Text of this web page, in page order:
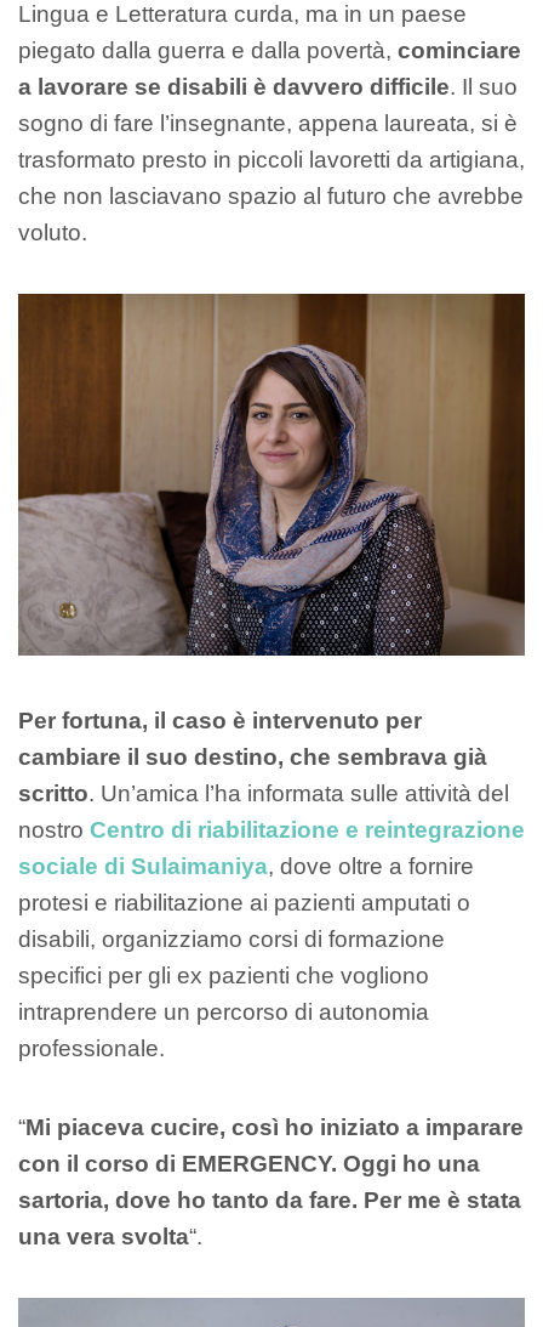
Lingua e Letteratura curda, ma in un paese
piegato dalla guerra e dalla povertà, cominciare
a lavorare se disabili è davvero difficile. Il suo
sogno di fare l’insegnante, appena laureata, si è
trasformato presto in piccoli lavoretti da artigiana,
che non lasciavano spazio al futuro che avrebbe
voluto.
Per fortuna, il caso è intervenuto per
cambiare il suo destino, che sembrava già
scritto. Un’amica l’ha informata sulle attività del
nostro Centro di riabilitazione e reintegrazione
sociale di Sulaimaniya, dove oltre a fornire
protesi e riabilitazione ai pazienti amputati o
disabili, organizziamo corsi di formazione
specifici per gli ex pazienti che vogliono
intraprendere un percorso di autonomia
professionale.
“Mi piaceva cucire, così ho iniziato a imparare
con il corso di EMERGENCY. Oggi ho una
sartoria, dove ho tanto da fare. Per me è stata
una vera svolta“.